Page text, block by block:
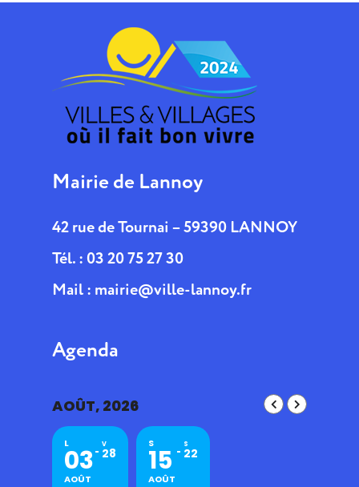
Mairie de Lannoy
42 rue de Tournai – 59390 LANNOY
Tél. : 03 20 75 27 30
Mail : mairie@ville-lannoy.fr
Agenda
AOÛT, 2026
L
03
AOÛT
V
28
S
15
AOÛT
S
22